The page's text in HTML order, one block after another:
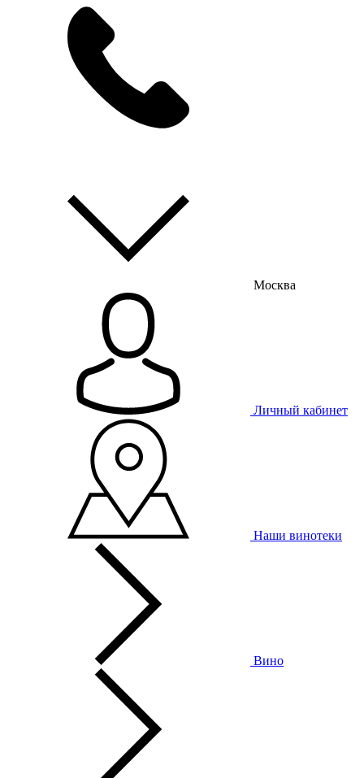
Москва
Личный кабинет
Наши винотеки
Вино